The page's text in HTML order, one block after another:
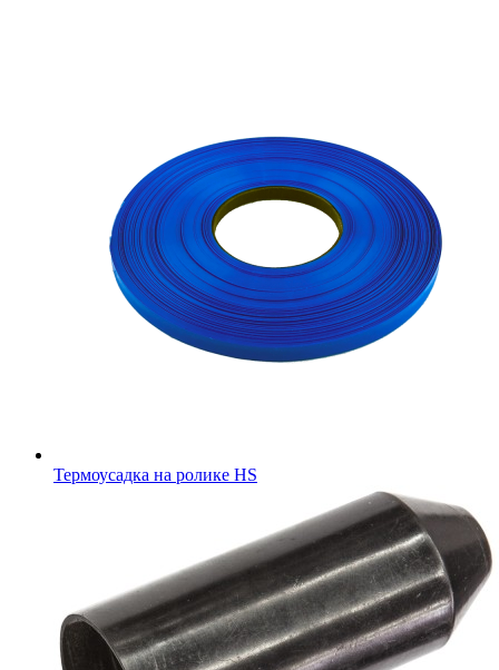
Термоусадка на ролике HS